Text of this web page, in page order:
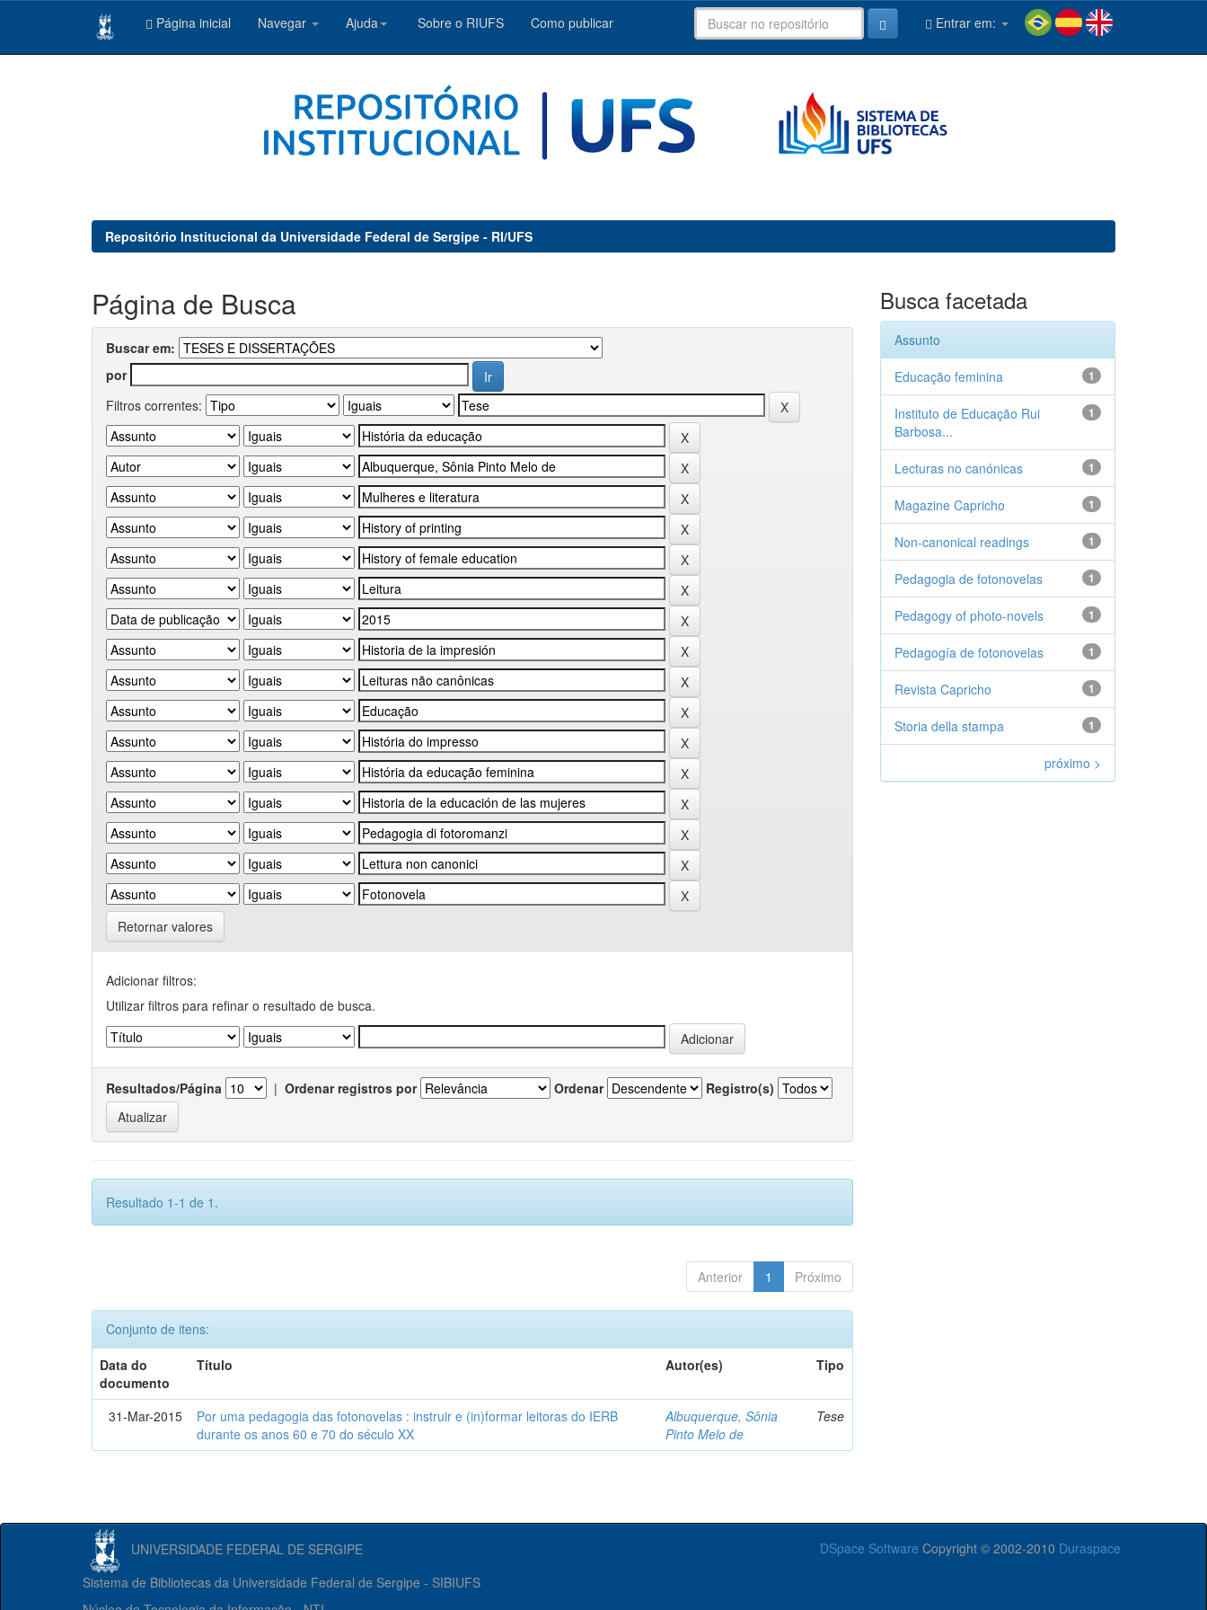
Página inicial Navegar Ajuda Sobre o RIUFS Como publicar Entrar em:
Repositório Institucional da Universidade Federal de Sergipe - RI/UFS
Página de Busca
Buscar em:
por
Filtros correntes:
Retornar valores
Adicionar filtros:
Utilizar filtros para refinar o resultado de busca.
Resultados/Página | Ordenar registros por Ordenar Registro(s)
Resultado 1-1 de 1.
Anterior 1 Próximo
Conjunto de itens:
Data do
documento
Título Autor(es) Tipo
31-Mar-2015
Por uma pedagogia das fotonovelas : instruir e (in)formar leitoras do IERB
durante os anos 60 e 70 do século XX
Albuquerque, Sônia
Pinto Melo de
Tese
Busca facetada
Assunto
1
Educação feminina
1
Instituto de Educação Rui
Barbosa...
1
Lecturas no canónicas
1
Magazine Capricho
1
Non-canonical readings
1
Pedagogia de fotonovelas
1
Pedagogy of photo-novels
1
Pedagogía de fotonovelas
1
Revista Capricho
1
Storia della stampa
próximo >
UNIVERSIDADE FEDERAL DE SERGIPE DSpace Software Copyright © 2002-2010 Duraspace
Sistema de Bibliotecas da Universidade Federal de Sergipe - SIBIUFS